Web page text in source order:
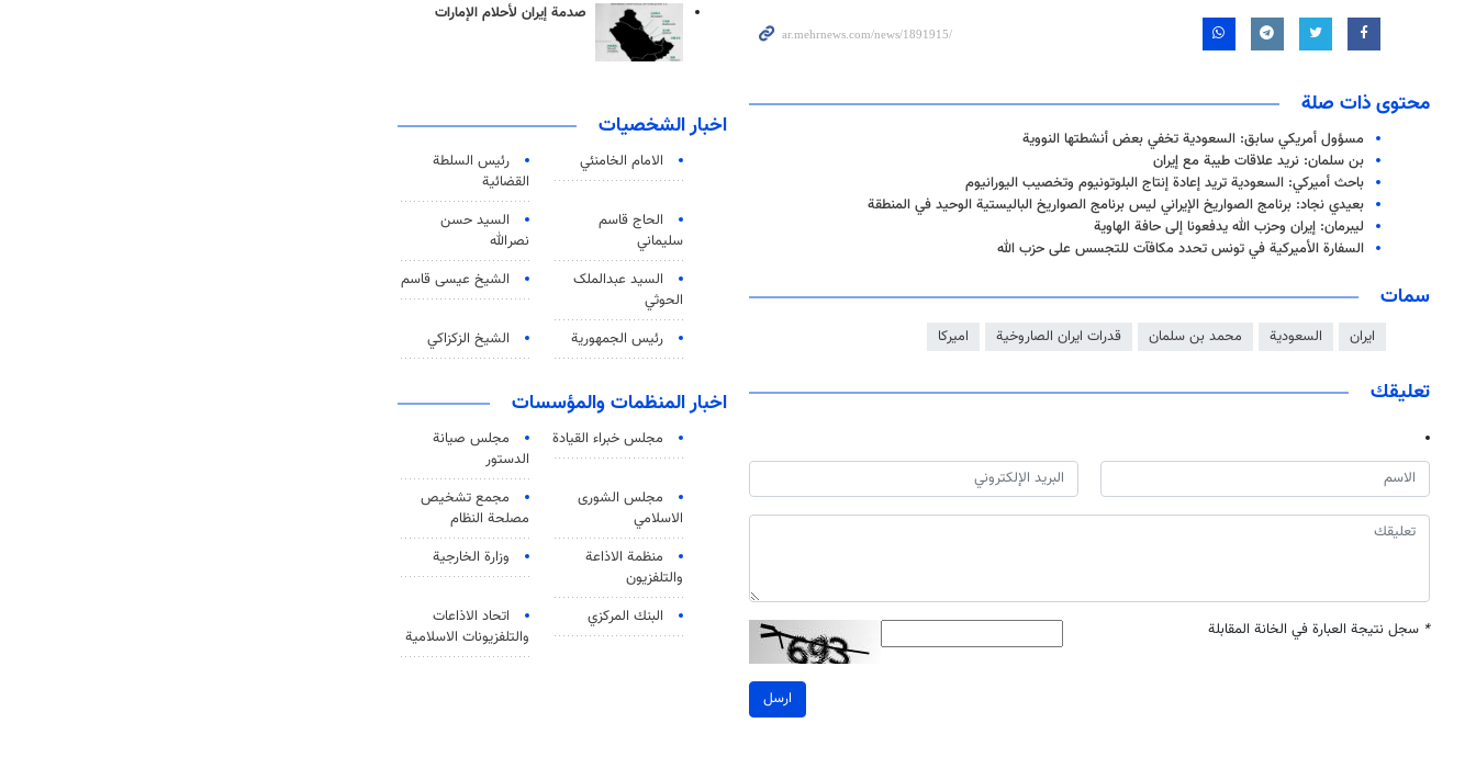
محتوى ذات صلة
مسؤول أمريكي سابق: السعودية تخفي بعض أنشطتها النووية
بن سلمان: نريد علاقات طيبة مع إيران
باحث أميركي: السعودية تريد إعادة إنتاج البلوتونيوم وتخصيب اليورانيوم
بعيدي نجاد: برنامج الصواريخ الإيراني ليس برنامج الصواريخ الباليستية الوحيد في المنطقة
ليبرمان: إيران وحزب الله يدفعونا إلى حافة الهاوية
السفارة الأميركية في تونس تحدد مكافآت للتجسس على حزب الله
سمات
ايران السعودية محمد بن سلمان قدرات ايران الصاروخية اميركا
تعليقك
* سجل نتيجة العبارة في الخانة المقابلة
ارسل
صدمة إيران لأحلام الإمارات
اخبار الشخصيات
الامام الخامنئي
رئیس السلطة
القضائیة
الحاج قاسم
سليماني
السيد حسن
نصرالله
السید عبدالملک
الحوثي
الشيخ عيسى قاسم
رئيس الجمهورية الشيخ الزكزاكي
اخبار المنظمات والمؤسسات
مجلس خبراء القيادة
مجلس صيانة
الدستور
مجلس الشورى
الاسلامي
مجمع تشخيص
مصلحة النظام
منظمة الاذاعة
والتلفزیون
وزارة الخارجية
البنك المركزي
اتحاد الاذاعات
والتلفزيونات الاسلامية